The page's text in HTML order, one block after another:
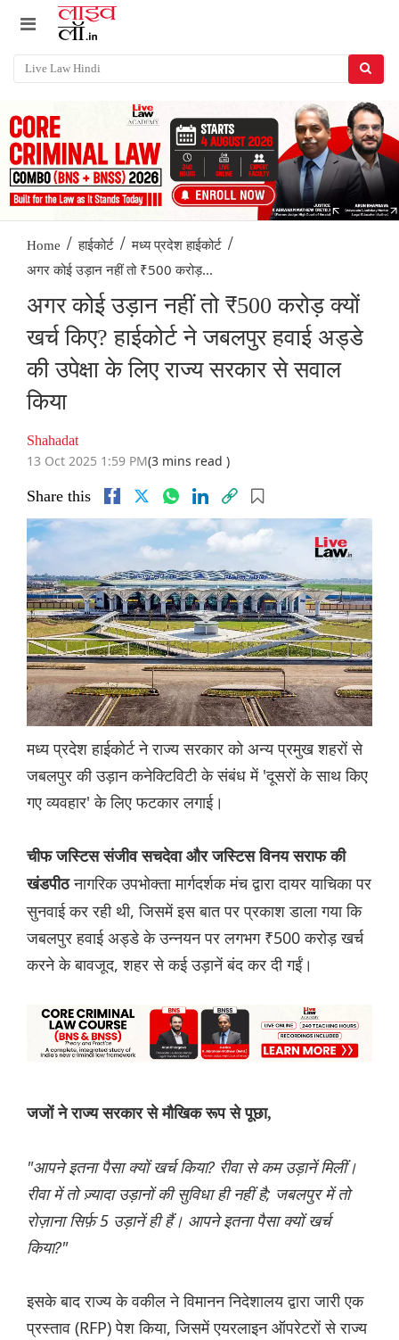
Home / हाईकोर्ट / मध्य प्रदेश हाईकोर्ट /
अगर कोई उड़ान नहीं तो ₹500 करोड़...
अगर कोई उड़ान नहीं तो ₹500 करोड़ क्यों
खर्च किए? हाईकोर्ट ने जबलपुर हवाई अड्डे
की उपेक्षा के लिए राज्य सरकार से सवाल
किया
Shahadat
13 Oct 2025 1:59 PM(3 mins read )
Share this
मध्य प्रदेश हाईकोर्ट ने राज्य सरकार को अन्य प्रमुख शहरों से
जबलपुर की उड़ान कनेक्टिविटी के संबंध में 'दूसरों के साथ किए
गए व्यवहार' के लिए फटकार लगाई।
चीफ जस्टिस संजीव सचदेवा और जस्टिस विनय सराफ की
खंडपीठनागरिक उपभोक्ता मार्गदर्शक मंच द्वारा दायर याचिका पर
सुनवाई कर रही थी, जिसमें इस बात पर प्रकाश डाला गया कि
जबलपुर हवाई अड्डे के उन्नयन पर लगभग ₹500 करोड़ खर्च
करने के बावजूद, शहर से कई उड़ानें बंद कर दी गईं।
जजों ने राज्य सरकार से मौखिक रूप से पूछा,
"आपने इतना पैसा क्यों खर्च किया? रीवा से कम उड़ानें मिलीं।
रीवा में तो ज़्यादा उड़ानों की सुविधा ही नहीं है; जबलपुर में तो
रोज़ाना सिर्फ़ 5 उड़ानें ही हैं। आपने इतना पैसा क्यों खर्च
किया?"
इसके बाद राज्य के वकील ने विमानन निदेशालय द्वारा जारी एक
प्रस्ताव (RFP) पेश किया, जिसमें एयरलाइन ऑपरेटरों से राज्य